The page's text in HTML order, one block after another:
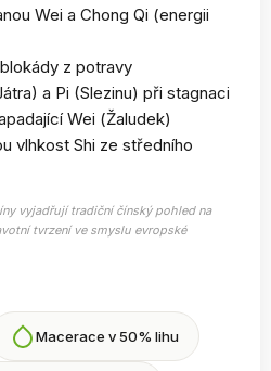
Wei a Chong Qi (energii
z potravy
a Pi (Slezinu) při stagnaci
Wei (Žaludek)
vlhkost Shi ze středního
vyjadřují tradiční čínský pohled na
tvrzení ve smyslu evropské
Macerace v 50% lihu